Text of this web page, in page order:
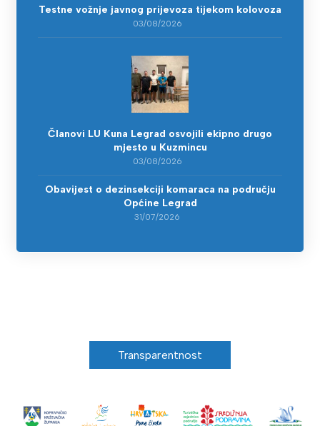
Testne vožnje javnog prijevoza tijekom kolovoza
03/08/2026
Članovi LU Kuna Legrad osvojili ekipno drugo
mjesto u Kuzmincu
03/08/2026
Obavijest o dezinsekciji komaraca na području
Općine Legrad
31/07/2026
Transparentnost